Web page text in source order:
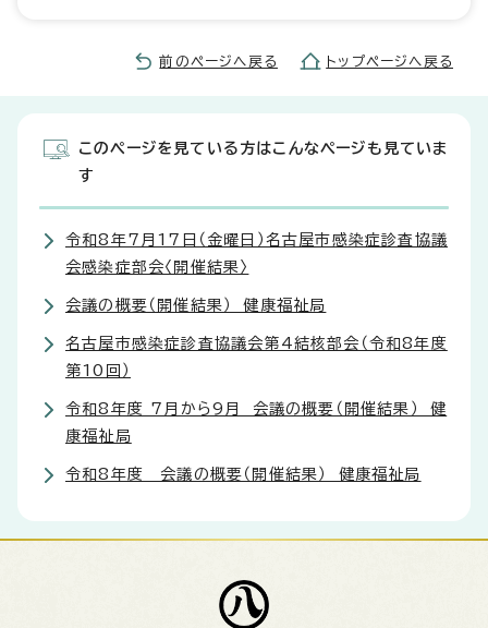
前のページへ戻る トップページへ戻る
このページを見ている方はこんなページも見ていま
す
令和8年7月17日（金曜日）名古屋市感染症診査協議
会感染症部会〈開催結果〉
会議の概要（開催結果） 健康福祉局
名古屋市感染症診査協議会第4結核部会（令和8年度
第10回）
令和8年度 7月から9月 会議の概要（開催結果） 健
康福祉局
令和8年度 会議の概要（開催結果） 健康福祉局